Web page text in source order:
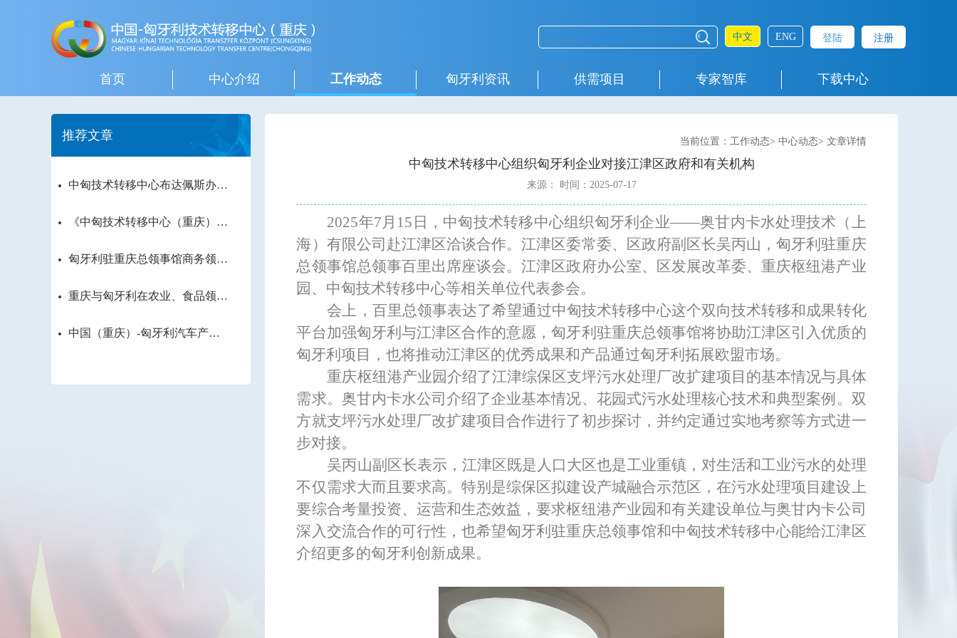
中文 ENG 登陆 注册
首页 中心介绍 工作动态 匈牙利资讯 供需项目 专家智库 下载中心
当前位置：工作动态> 中心动态> 文章详情
中匈技术转移中心组织匈牙利企业对接江津区政府和有关机构
来源： 时间：2025-07-17
2025年7月 15 日，中匈技术转移中心组织匈牙利企业——奥甘内卡水处理技术（上
海）有限公司赴江津区洽谈合作。江津区委常委、区政府副区长吴丙山，匈牙利驻重庆
总领事馆总领事百里出席座谈会。江津区政府办公室、区发展改革委、重庆枢纽港产业
园 、 中匈技术转移中心等相关单位代表参会。
会上，百里总领事表达了希望通过中匈技术转移中心这个双向技术转移和成果转化
平台加强匈牙利与江津区合作的意愿，匈牙利驻重庆总领事馆将协助江津区引入优质的
匈牙利项目，也将推动江津区的优秀成果和产品通过匈牙利拓展欧盟市场。
重庆枢纽港产业园介绍了江津综保区支坪污水处理厂改扩建项目的基本情况与具体
需求。奥甘内卡水公司介绍了企业基本情况、花园式污水处理核心技术和典型案例。双
方就支坪污水处理厂改扩建项目合作进行了初步探讨，并约定通过实地考察等方式进一
步对接。
吴丙山副区长表示，江津区既是人口大区也是工业重镇，对生活和工业污水的处理
不仅需求大而且要求高。特别是综保区拟建设产城融合示范区，在污水处理项目建设上
要综合考量投资、运营和生态效益，要求枢纽港产业园和有关建设单位与奥甘内卡公司
深入交流合作的可行性，也希望匈牙利驻重庆总领事馆和中匈技术转移中心能给江津区
介绍更多的匈牙利创新成果。
推荐文章
中匈技术转移中心布达佩斯办公
《中匈技术转移中心（重庆）成
泛的科技合作
匈牙利驻重庆总领事馆商务领事
转移中心
重庆与匈牙利在农业、食品领域
中国（重庆）-匈牙利汽车产业